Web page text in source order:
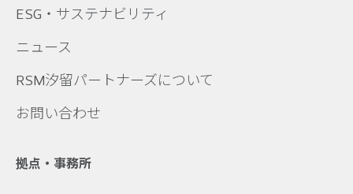
ESG・サステナビリティ
ニュース
RSM汐留パートナーズについて
お問い合わせ
拠点・事務所